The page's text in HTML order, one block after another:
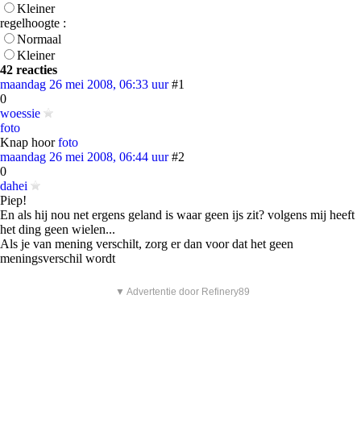
Kleiner
regelhoogte :
Normaal
Kleiner
42 reacties
maandag 26 mei 2008, 06:33 uur #1
0
woessie
foto
Knap hoorfoto
maandag 26 mei 2008, 06:44 uur #2
0
dahei
Piep!
En als hij nou net ergens geland is waar geen ijs zit? volgens mij heeft
het ding geen wielen...
Als je van mening verschilt, zorg er dan voor dat het geen
meningsverschil wordt
▼ Advertentie door Refinery89